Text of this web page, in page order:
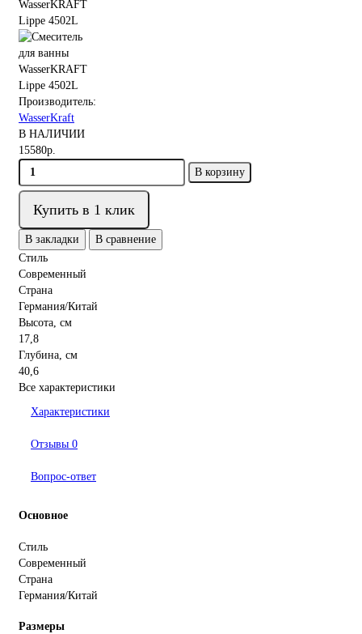
Производитель:
WasserKraft
В НАЛИЧИИ
15580р.
В корзину
Купить в 1 клик
В закладки
В сравнение
Стиль
Современный
Страна
Германия/Китай
Высота, см
17,8
Глубина, см
40,6
Все характеристики
Характеристики
Отзывы 0
Вопрос-ответ
Основное
Стиль
Современный
Страна
Германия/Китай
Размеры